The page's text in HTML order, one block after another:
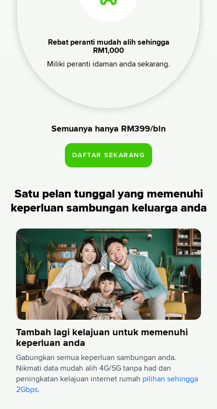
Rebat peranti mudah alih sehingga
RM1,000
Miliki peranti idaman anda sekarang.
Semuanya hanya RM399/bln
Satu pelan tunggal yang memenuhi
keperluan sambungan keluarga anda
Tambah lagi kelajuan untuk memenuhi
keperluan anda
Gabungkan semua keperluan sambungan anda.
Nikmati data mudah alih 4G/5G tanpa had dan
peningkatan kelajuan internet rumah pilihan sehingga
2Gbps.